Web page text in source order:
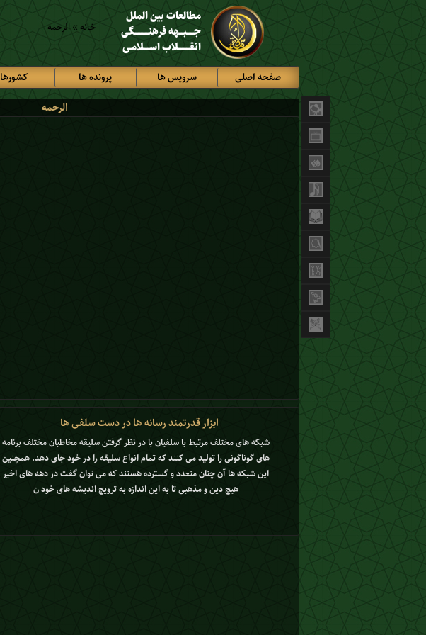
مطالعات بین الملل
جـــــبـــهه فرهنــــــــــگی
انقــــــــلاب اســــلامـی
خانه» الرحمه
صفحه اصلی سرویس ها پرونده ها کشورها
الرحمه
ابزار قدرتمند رسانه ها در دست سلفی ها
شبکه های مختلف مرتبط با سلفیان با در نظر گرفتن سلیقه مخاطبان مختلف برنامه
های گوناگونی را تولید می کنند که تمام انواع سلیقه را در خود جای دهد. همچنین
این شبکه ها آن چنان متعدد و گسترده هستند که می توان گفت در دهه های اخیر
هیچ دین و مذهبی تا به این اندازه به ترویج اندیشه های خود ن